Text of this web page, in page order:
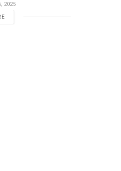
2025